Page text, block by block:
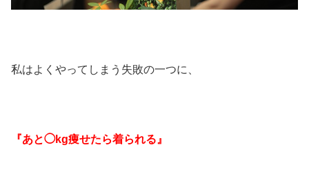
私はよくやってしまう失敗の一つに、
『あと◯kg痩せたら着られる』